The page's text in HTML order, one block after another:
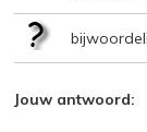
Jouw antwoord: